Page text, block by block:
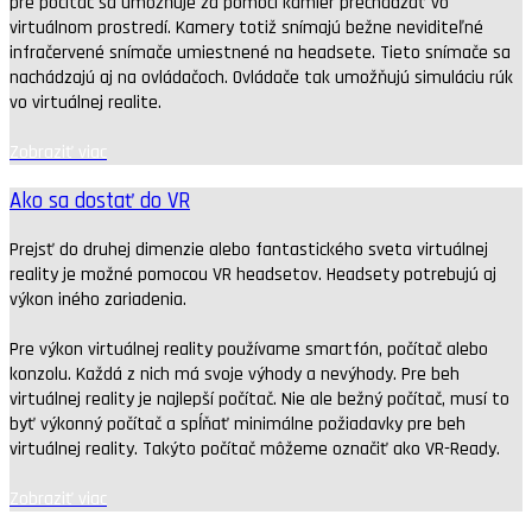
virtuálnom prostredí. Kamery totiž snímajú bežne neviditeľné
infračervené snímače umiestnené na headsete. Tieto snímače sa
nachádzajú aj na ovládačoch. Ovládače tak umožňujú simuláciu rúk
vo virtuálnej realite.
Zobraziť viac
Ako sa dostať do VR
Prejsť do druhej dimenzie alebo fantastického sveta virtuálnej
reality je možné pomocou VR headsetov. Headsety potrebujú aj
výkon iného zariadenia.
Pre výkon virtuálnej reality používame smartfón, počítač alebo
konzolu. Každá z nich má svoje výhody a nevýhody. Pre beh
virtuálnej reality je najlepší počítač. Nie ale bežný počítač, musí to
byť výkonný počítač a spĺňať minimálne požiadavky pre beh
virtuálnej reality. Takýto počítač môžeme označiť ako VR-Ready.
Zobraziť viac